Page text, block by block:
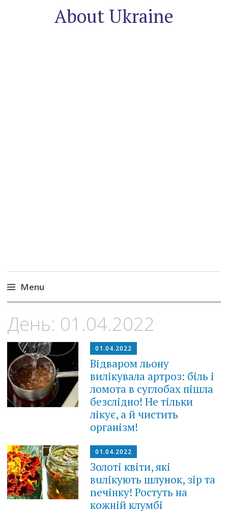
About Ukraine
Menu
to
content
День: 01.04.2022
01.04.2022
Відваром льону
вилікувала артроз: біль і
ломота в суглобах пішла
безслідно! Не тільки
лікує, а й чистить
організм!
01.04.2022
Золоті квіти, які
вuлікують шлунок, зір та
nечінку! Ростуть на
кожній клумбі